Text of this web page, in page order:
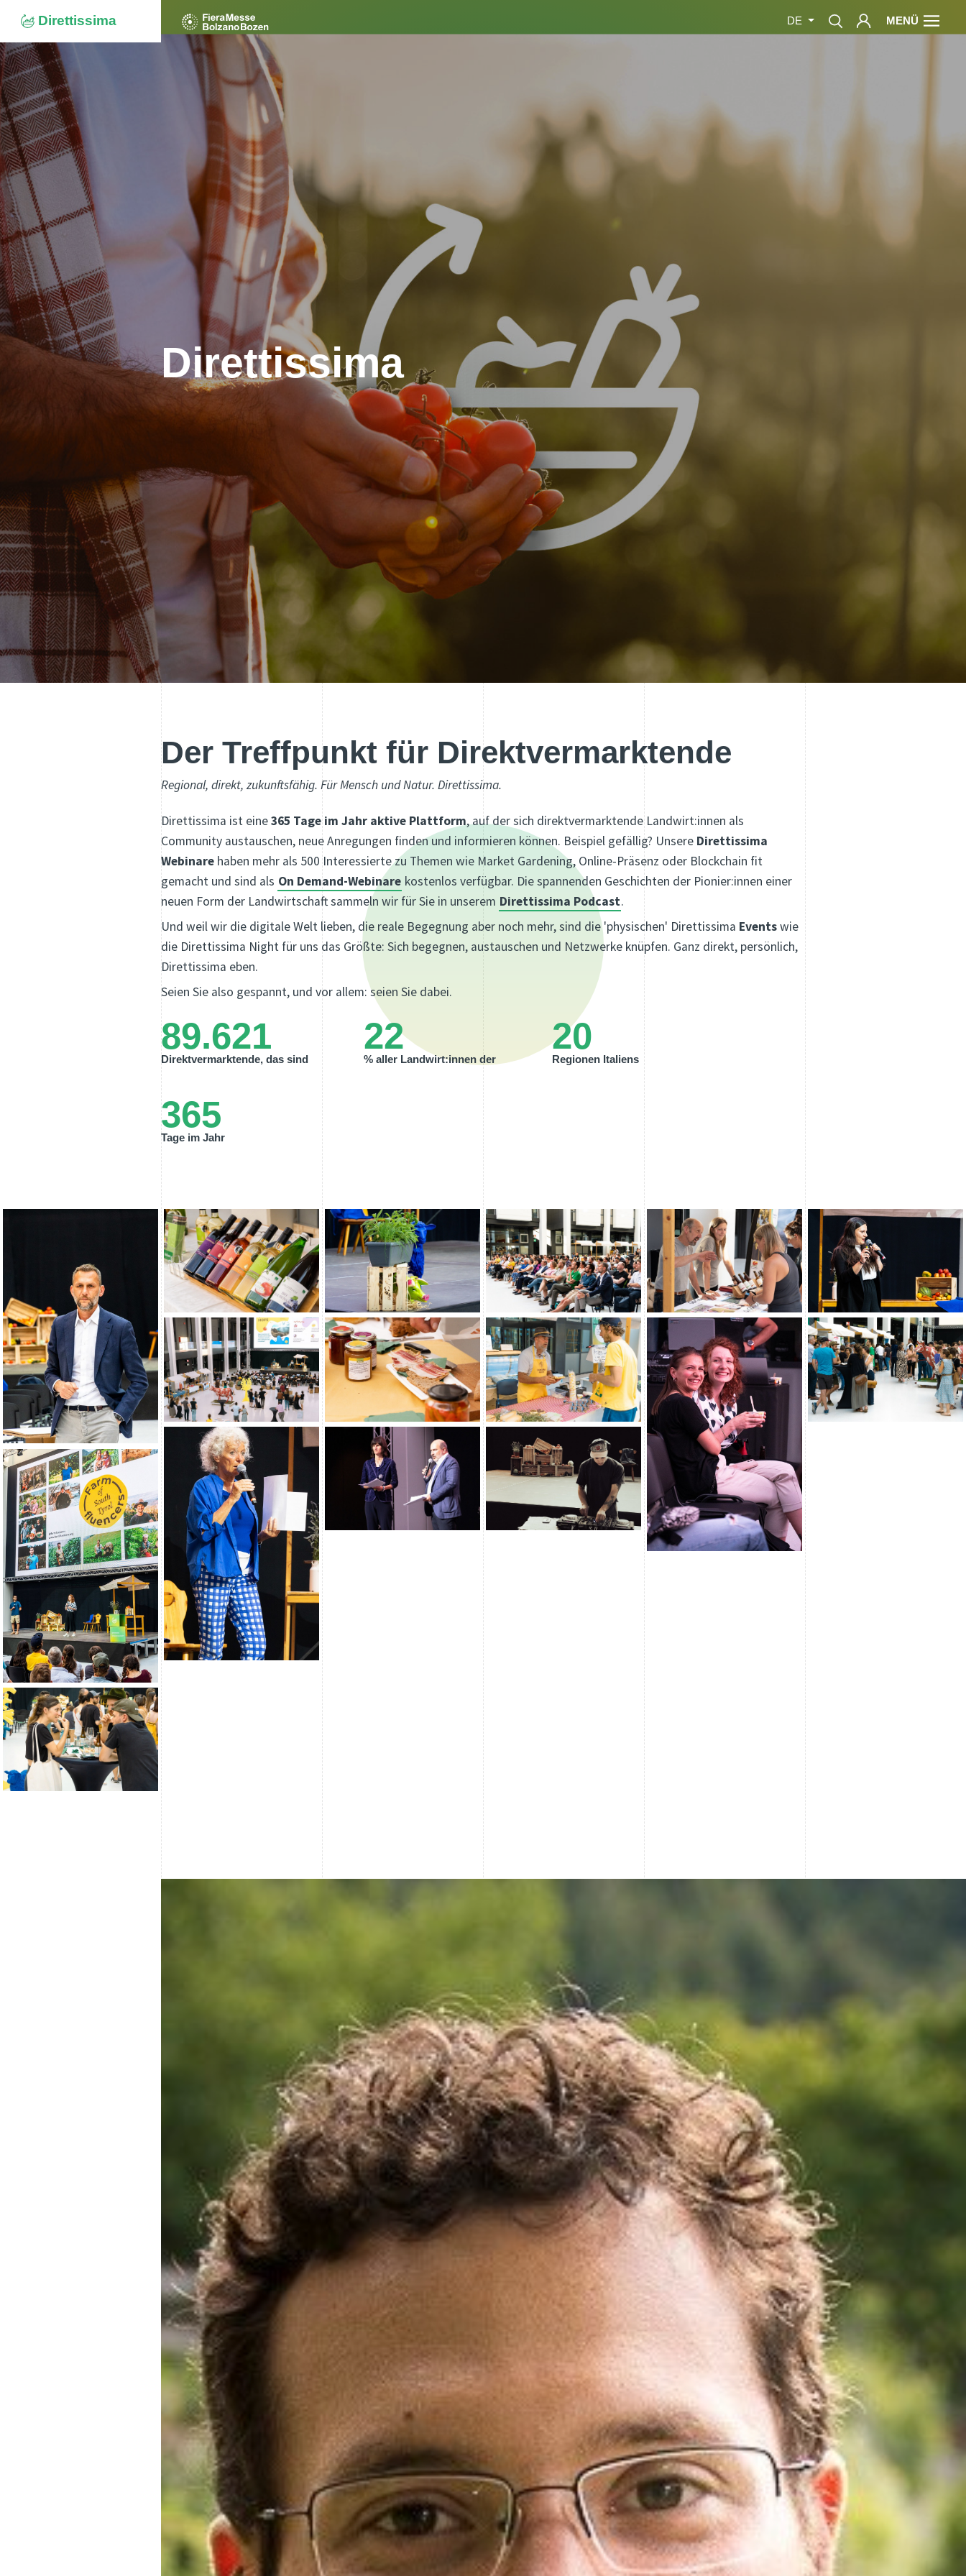
Direttissima DE MENÜ
Direttissima
Der Treffpunkt für Direktvermarktende
Regional, direkt, zukunftsfähig. Für Mensch und Natur. Direttissima.
Direttissima ist eine365 Tage im Jahr aktive Plattform, auf der sich direktvermarktende Landwirt:innen als
Community austauschen, neue Anregungen finden und informieren können. Beispiel gefällig? Unsere Direttissima
Webinare haben mehr als 500 Interessierte zu Themen wie Market Gardening, Online-Präsenz oder Blockchain fit
gemacht und sind als On Demand-Webinare kostenlos verfügbar. Die spannenden Geschichten der Pionier:innen einer
neuen Form der Landwirtschaft sammeln wir für Sie in unserem Direttissima Podcast.
Und weil wir die digitale Welt lieben, die reale Begegnung aber noch mehr, sind die 'physischen' Direttissima Eventswie
die Direttissima Night für uns das Größte: Sich begegnen, austauschen und Netzwerke knüpfen. Ganz direkt, persönlich,
Direttissima eben.
Seien Sie also gespannt, und vor allem: seien Sie dabei.
89.621
Direktvermarktende, das sind
22
% aller Landwirt:innen der
20
Regionen Italiens
365
Tage im Jahr